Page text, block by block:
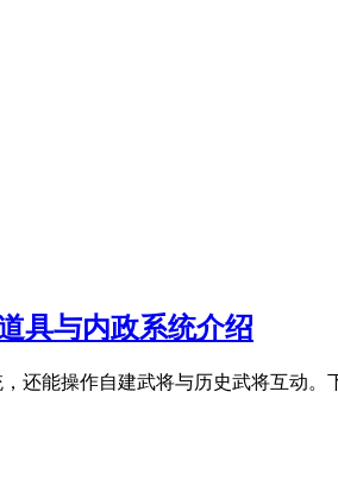
具与内政系统介绍
还能操作自建武将与历史武将互动